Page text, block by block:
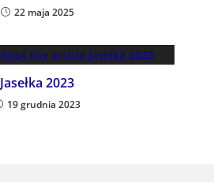
22 maja 2025
Jasełka 2023
19 grudnia 2023